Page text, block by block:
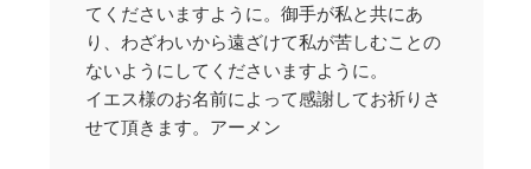
てくださいますように。御手が私と共にあ
り、わざわいから遠ざけて私が苦しむことの
ないようにしてくださいますように。
イエス様のお名前によって感謝してお祈りさ
せて頂きます。アーメン